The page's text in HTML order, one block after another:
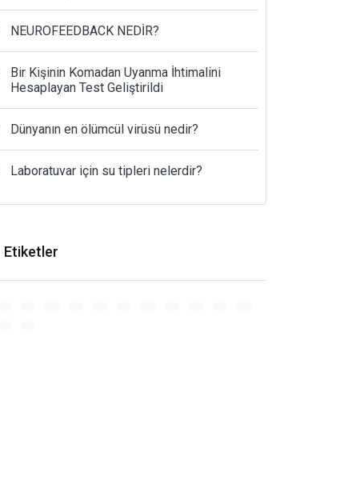
NEUROFEEDBACK NEDİR?
Bir Kişinin Komadan Uyanma İhtimalini
Hesaplayan Test Geliştirildi
Dünyanın en ölümcül virüsü nedir?
Laboratuvar için su tipleri nelerdir?
Etiketler